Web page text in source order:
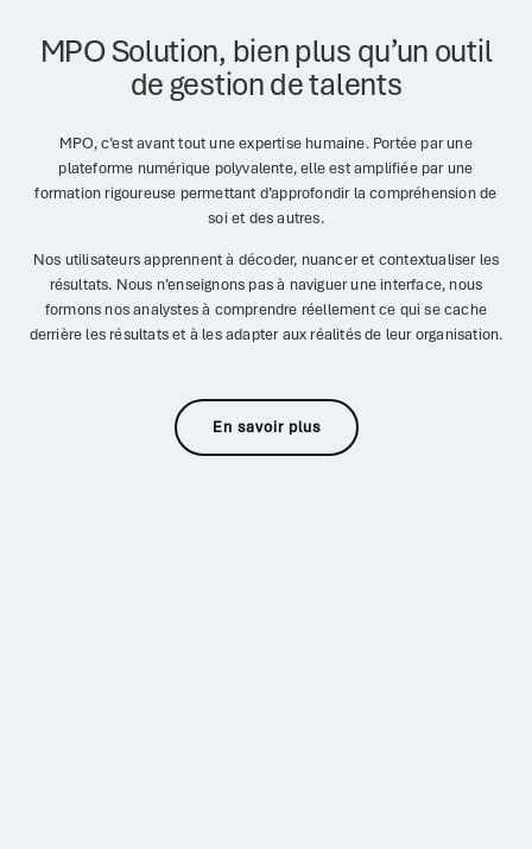
MPO Solution, bien plus qu’un outil
de gestion de talents
MPO, c’est avant tout une expertise humaine. Portée par une
plateforme numérique polyvalente, elle est amplifiée par une
formation rigoureuse permettant d’approfondir la compréhension de
soi et des autres.
Nos utilisateurs apprennent à décoder, nuancer et contextualiser les
résultats. Nous n’enseignons pas à naviguer une interface, nous
formons nos analystes à comprendre réellement ce qui se cache
derrière les résultats et à les adapter aux réalités de leur organisation.
En savoir plus